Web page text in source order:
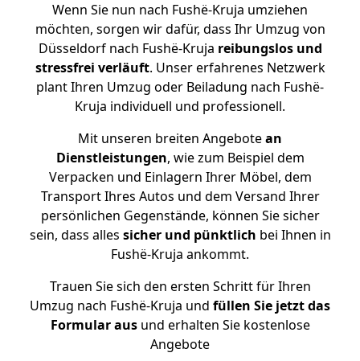
Wenn Sie nun nach Fushë-Kruja umziehen
möchten, sorgen wir dafür, dass Ihr Umzug von
Düsseldorf nach Fushë-Kruja reibungslos und
stressfrei verläuft. Unser erfahrenes Netzwerk
plant Ihren Umzug oder Beiladung nach Fushë-
Kruja individuell und professionell.
Mit unseren breiten Angebotean
Dienstleistungen, wie zum Beispiel dem
Verpacken und Einlagern Ihrer Möbel, dem
Transport Ihres Autos und dem Versand Ihrer
persönlichen Gegenstände, können Sie sicher
sein, dass alles sicher und pünktlich bei Ihnen in
Fushë-Kruja ankommt.
Trauen Sie sich den ersten Schritt für Ihren
Umzug nach Fushë-Kruja und füllen Sie jetzt das
Formular ausund erhalten Sie kostenlose
Angebote